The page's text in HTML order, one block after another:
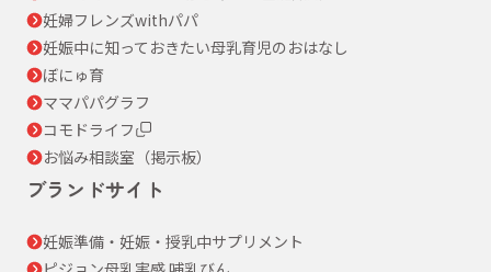
妊婦フレンズwithパパ
妊娠中に知っておきたい母乳育児のおはなし
ぼにゅ育
ママパパグラフ
コモドライフ
お悩み相談室（掲示板）
ブランドサイト
妊娠準備・妊娠・授乳中サプリメント